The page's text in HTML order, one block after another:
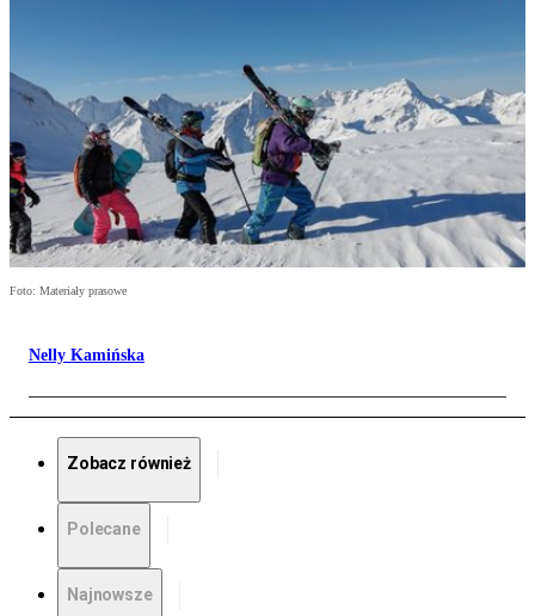
Foto: Materiały prasowe
Nelly Kamińska
Zobacz również
Polecane
Najnowsze